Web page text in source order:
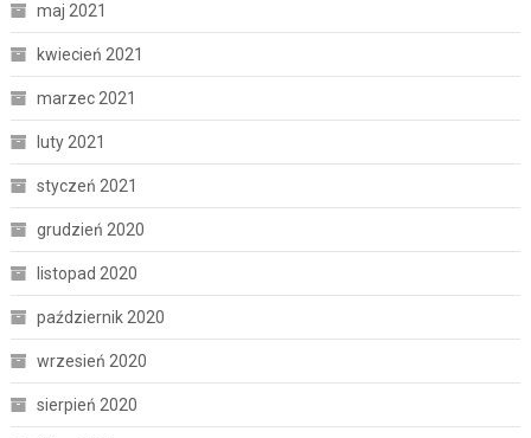
maj 2021
kwiecień 2021
marzec 2021
luty 2021
styczeń 2021
grudzień 2020
listopad 2020
październik 2020
wrzesień 2020
sierpień 2020